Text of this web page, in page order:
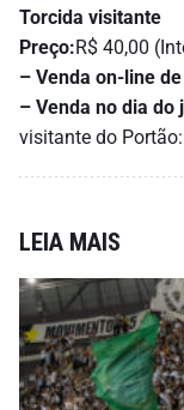
Torcida visitante
Preço:R$ 40,00
– Venda on-line
– Venda no dia do
visitante do
LEIA MAIS